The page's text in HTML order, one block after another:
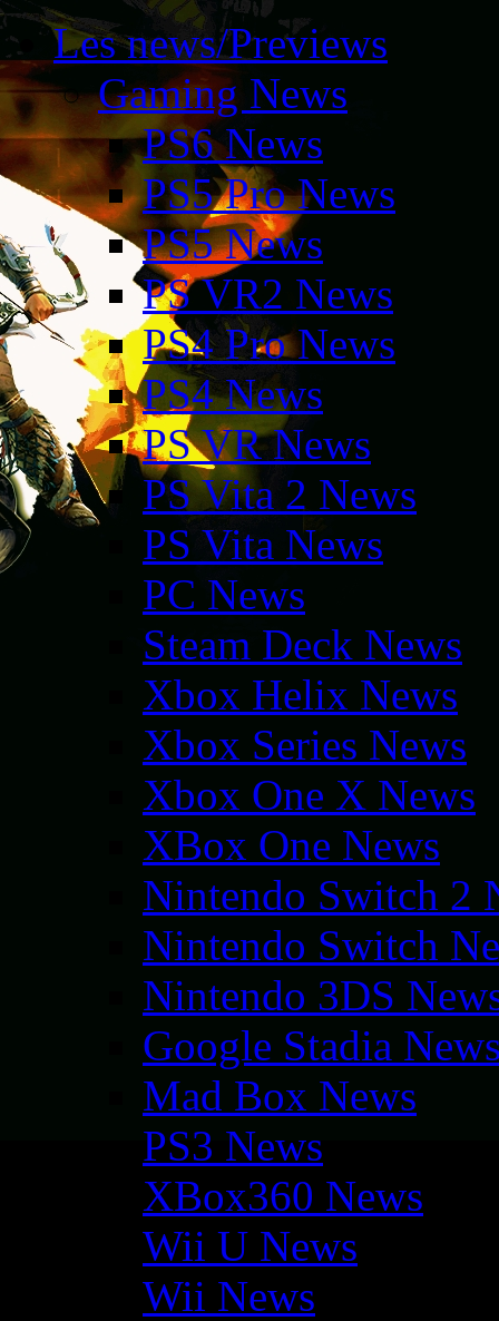
Les news/Previews
Gaming News
PS6 News
PS5 Pro News
PS5 News
PS VR2 News
PS4 Pro News
PS4 News
PS VR News
PS Vita 2 News
PS Vita News
PC News
Steam Deck News
Xbox Helix News
Xbox Series News
Xbox One X News
XBox One News
Nintendo Switch 2
Nintendo Switch
Nintendo 3DS
Google Stadia
Mad Box News
PS3 News
XBox360 News
Wii U News
Wii News